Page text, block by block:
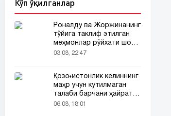
Кўп ўқилганлар
Роналду ва Жоржинанинг
тўйига таклиф этилган
меҳмонлар рўйхати шов-
шувда
03.08, 22:47
Қозоғистонлик келиннинг
маҳр учун кутилмаган
талаби барчани ҳайратга
солди
06.08, 18:01